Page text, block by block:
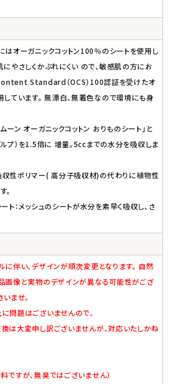
はオーガニックコットン100％のシートを使用し
にやさしくかぶれにくい ので、敏感肌の方にお
Standard（OCS）100認証を受けたオ
しています。 無漂白、無着色なので環境にも身
ーン オーガニックコットン おりものシート」と
プ）を1.5倍に 増量。5ccまでの水分を吸収しま
性ポリマー( 高分子吸収材)の代わりに植物性
。
ト：メッシュのシートが水分を素早く吸収し、さ
に伴い、デザインが順次変更となります。 自然
画像と実物のデザインが異なる可能性がござ
ませ。
問題はございませんので、
は大変申し訳ございませんが、対応いたしかね
ですが、無臭ではございません）